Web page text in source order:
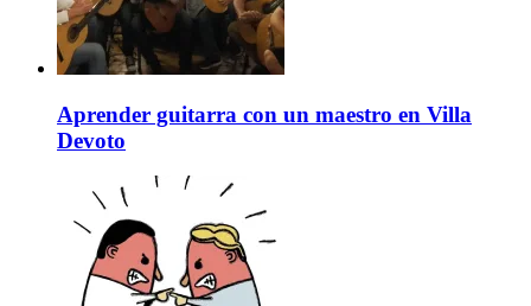
Aprender guitarra con un maestro en Villa
Devoto